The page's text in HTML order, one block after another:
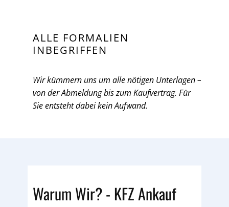
ALLE FORMALIEN
INBEGRIFFEN
Wir kümmern uns um alle nötigen Unterlagen –
von der Abmeldung bis zum Kaufvertrag. Für
Sie entsteht dabei kein Aufwand.
Warum Wir? - KFZ Ankauf